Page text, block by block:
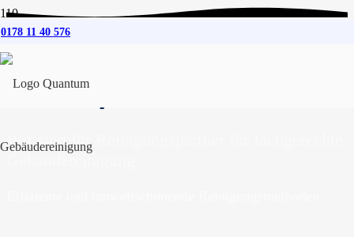
0178 11 40 576
Gebäudereinigung
Achtrup
Wir sind Ihr Reinigungspartner für fachgerechte
Gebäudereinigung